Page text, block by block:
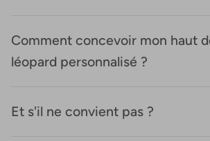
Comment concevoir mon haut
léopard personnalisé ?
Et s'il ne convient pas ?